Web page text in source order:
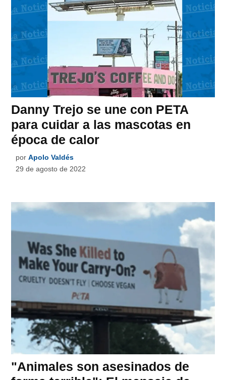
Danny Trejo se une con PETA
para cuidar a las mascotas en
época de calor
por Apolo Valdés
29 de agosto de 2022
"Animales son asesinados de